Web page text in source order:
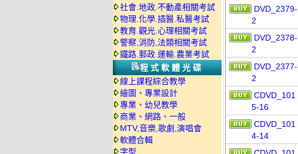
社會.地政.不動產相關考試
物理.化學.插醫.私醫考試
教育.觀光.心理相關考試
警察,消防,法類相關考試
鐵路.郵政.運輸.農業考試
程式軟體光碟
線上課程綜合教學
繪圖、專業設計
專業、幼兒教學
商業、網路、一般
MTV,音樂,歌劇,演唱會
軟體合輯
字型
DVD_2379-
2
DVD_2378-
2
DVD_2377-
2
CDVD_101
5-16
CDVD_101
4-14